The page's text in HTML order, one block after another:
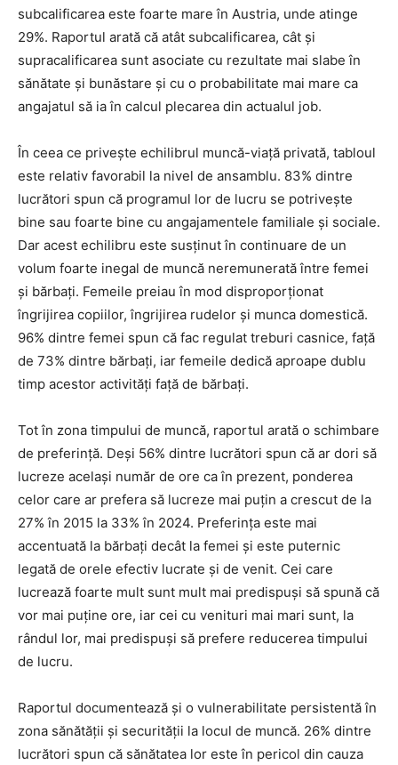
subcalificarea este foarte mare în Austria, unde atinge
29%. Raportul arată că atât subcalificarea, cât și
supracalificarea sunt asociate cu rezultate mai slabe în
sănătate și bunăstare și cu o probabilitate mai mare ca
angajatul să ia în calcul plecarea din actualul job.
În ceea ce privește echilibrul muncă-viață privată, tabloul
este relativ favorabil la nivel de ansamblu. 83% dintre
lucrători spun că programul lor de lucru se potrivește
bine sau foarte bine cu angajamentele familiale și sociale.
Dar acest echilibru este susținut în continuare de un
volum foarte inegal de muncă neremunerată între femei
și bărbați. Femeile preiau în mod disproporționat
îngrijirea copiilor, îngrijirea rudelor și munca domestică.
96% dintre femei spun că fac regulat treburi casnice, față
de 73% dintre bărbați, iar femeile dedică aproape dublu
timp acestor activități față de bărbați.
Tot în zona timpului de muncă, raportul arată o schimbare
de preferință. Deși 56% dintre lucrători spun că ar dori să
lucreze același număr de ore ca în prezent, ponderea
celor care ar prefera să lucreze mai puțin a crescut de la
27% în 2015 la 33% în 2024. Preferința este mai
accentuată la bărbați decât la femei și este puternic
legată de orele efectiv lucrate și de venit. Cei care
lucrează foarte mult sunt mult mai predispuși să spună că
vor mai puține ore, iar cei cu venituri mai mari sunt, la
rândul lor, mai predispuși să prefere reducerea timpului
de lucru.
Raportul documentează și o vulnerabilitate persistentă în
zona sănătății și securității la locul de muncă. 26% dintre
lucrători spun că sănătatea lor este în pericol din cauza